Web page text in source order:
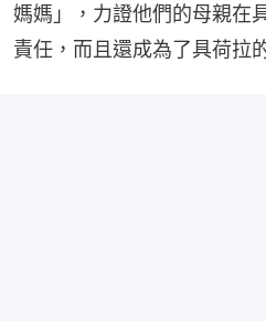
媽媽」，力證他們的母親在
責任，而且還成為了具荷拉